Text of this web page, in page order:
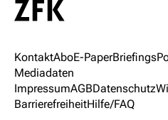
KontaktAboE-PaperBriefings
Mediadaten
ImpressumAGBDatenschutz
BarrierefreiheitHilfe/FAQ